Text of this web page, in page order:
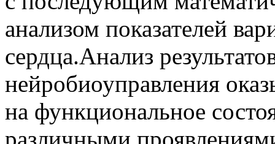
анализом показателей
сердца.Анализ
нейробиоуправления
на функциональное